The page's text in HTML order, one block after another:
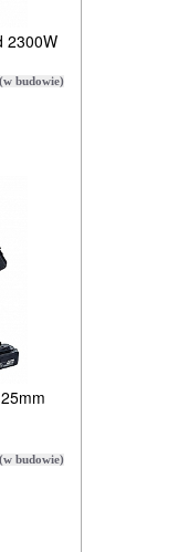
2300W
(w budowie)
(w budowie)